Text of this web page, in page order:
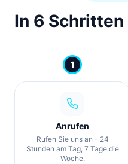
In 6 Schritten
1
Anrufen
Rufen Sie uns an - 24
Stunden am Tag, 7 Tage die
Woche.